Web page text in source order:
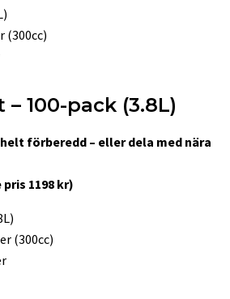
(300cc)
100-pack (3.8L)
förberedd – eller dela med nära
1198 kr)
(300cc)